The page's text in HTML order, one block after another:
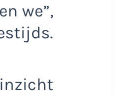
we”,